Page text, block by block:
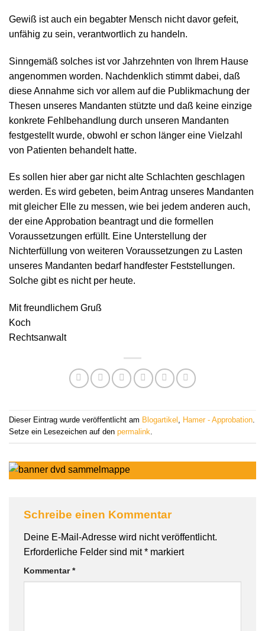
Gewiß ist auch ein begabter Mensch nicht davor gefeit,
unfähig zu sein, verantwortlich zu handeln.
Sinngemäß solches ist vor Jahrzehnten von Ihrem Hause
angenommen worden. Nachdenklich stimmt dabei, daß
diese Annahme sich vor allem auf die Publikmachung der
Thesen unseres Mandanten stützte und daß keine einzige
konkrete Fehlbehandlung durch unseren Mandanten
festgestellt wurde, obwohl er schon länger eine Vielzahl
von Patienten behandelt hatte.
Es sollen hier aber gar nicht alte Schlachten geschlagen
werden. Es wird gebeten, beim Antrag unseres Mandanten
mit gleicher Elle zu messen, wie bei jedem anderen auch,
der eine Approbation beantragt und die formellen
Voraussetzungen erfüllt. Eine Unterstellung der
Nichterfüllung von weiteren Voraussetzungen zu Lasten
unseres Mandanten bedarf handfester Feststellungen.
Solche gibt es nicht per heute.
Mit freundlichem Gruß
Koch
Rechtsanwalt
Dieser Eintrag wurde veröffentlicht am Blogartikel , Hamer - Approbation.
Setze ein Lesezeichen auf den permalink.
Schreibe einen Kommentar
Deine E-Mail-Adresse wird nicht veröffentlicht.
Erforderliche Felder sind mit* markiert
Kommentar*